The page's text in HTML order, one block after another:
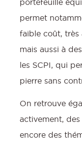
permet
faible coût, très
mais aussi à
les SCPI, qui
pierre sans
On retrouve
activement,
encore des